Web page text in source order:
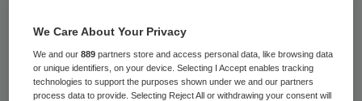
zorgverzekeraars verpleegkundig
specialisten niet erkennen als
hoofdbehandelaar. Aanleiding voor de
We Care About Your Privacy
We and our889 partners store and access personal data, like browsing data
or unique identifiers, on your device. Selecting I Accept enables tracking
technologies to support the purposes shown under we and our partners
process data to provide. Selecting Reject All or withdrawing your consent will